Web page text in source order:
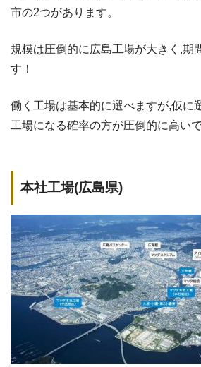
市の2つがあります。
規模は圧倒的に広島工場が大きく,期
す！
働く工場は基本的に選べますが,仮に
工場になる確率の方が圧倒的に高いで
本社工場(広島県)